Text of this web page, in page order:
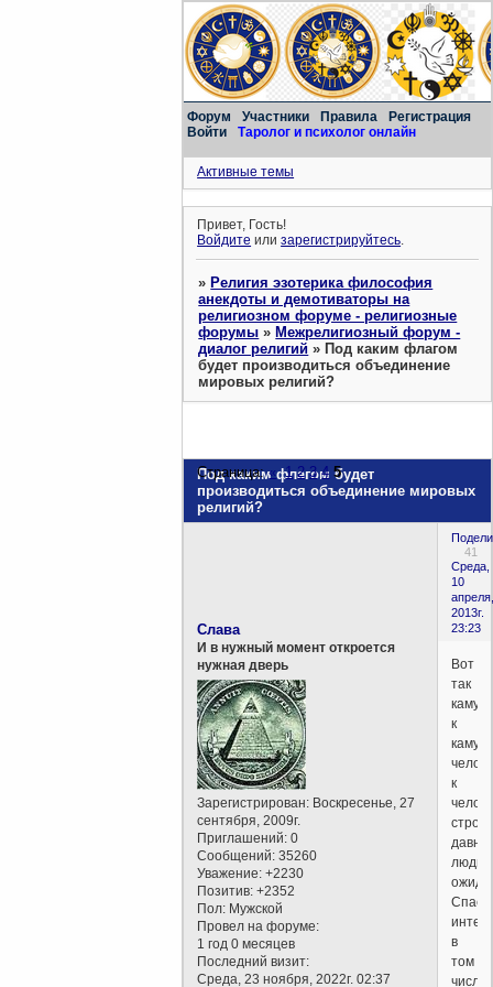
Форум Участники Правила
Регистрация
Войти
Таролог и психолог онлайн
Активные темы
Привет, Гость!
Войдите илизарегистрируйтесь.
»Религия эзотерика философия
анекдоты и демотиваторы на
религиозном форуме - религиозные
форумы »Межрелигиозный форум -
диалог религий »Под каким флагом
будет производиться объединение
мировых религий?
Под каким флагом будет
производиться объединение мировых
религий?
Страница:« 1 2 3 4 5
41
Среда,
10
апреля,
2013г.
23:23
Слава
И в нужный момент откроется
нужная дверь
Зарегистрирован: Воскресенье, 27
сентября, 2009г.
Приглашений: 0
Сообщений: 35260
Уважение: +2230
Позитив: +2352
Пол: Мужской
Провел на форуме:
1 год 0 месяцев
Последний визит:
Среда, 23 ноября, 2022г. 02:37
Вот
так
к
к
давно
в
том
числе,